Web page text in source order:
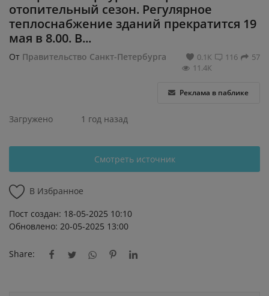
отопительный сезон. Регулярное
теплоснабжение зданий прекратится 19
мая в 8.00. В...
От Правительство Санкт-Петербурга 57
116
0.1К
11.4К
Реклама в паблике
Загружено 1 год назад
Смотреть источник
В Избранное
Пост создан: 18-05-2025 10:10
Обновлено: 20-05-2025 13:00
Share: